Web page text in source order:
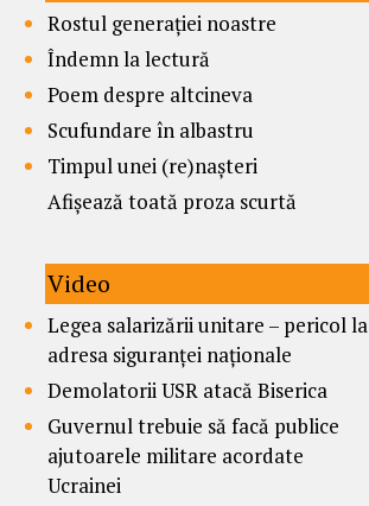
Rostul generației noastre
Îndemn la lectură
Poem despre altcineva
Scufundare în albastru
Timpul unei (re)nașteri
Afișează toată proza scurtă
Video
Legea salarizării unitare – pericol la
adresa siguranței naționale
Demolatorii USR atacă Biserica
Guvernul trebuie să facă publice
ajutoarele militare acordate
Ucrainei